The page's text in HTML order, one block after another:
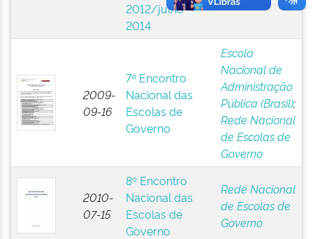
2012/julho-
2014
2009-
09-16
7º Encontro
Nacional das
Escolas de
Governo
Escola
Nacional de
Administração
Pública (Brasil);
Rede Nacional
de Escolas de
Governo
2010-
07-15
8º Encontro
Nacional das
Escolas de
Governo
Rede Nacional
de Escolas de
Governo